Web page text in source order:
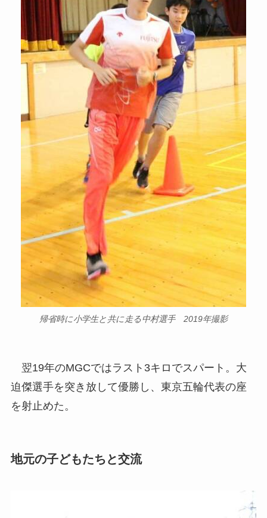
帰省時に小学生と共に走る中村選手 2019年撮影
翌19年のMGCではラスト3キロでスパート。大
迫傑選手を突き放して優勝し、東京五輪代表の座
を射止めた。
地元の子どもたちと交流